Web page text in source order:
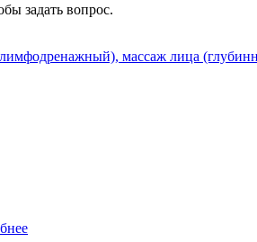
задать вопрос.
массаж лица